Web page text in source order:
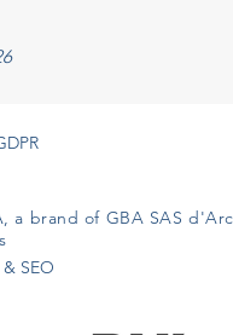
a brand of GBA SAS
SEO